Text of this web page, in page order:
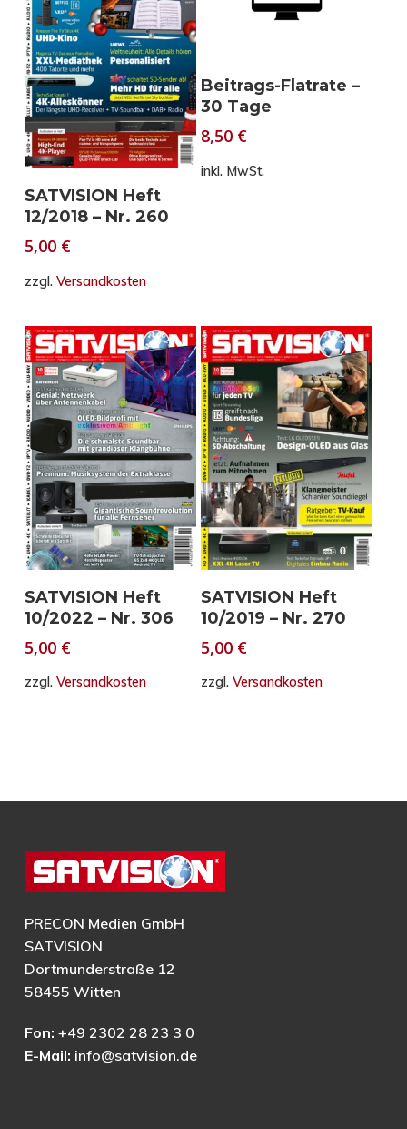
In den Warenkorb
SATVISION Heft
12/2018 – Nr. 260
5,00 €
zzgl. Versandkosten
In den Warenkorb
Beitrags-Flatrate –
30 Tage
8,50 €
inkl. MwSt.
In den Warenkorb
SATVISION Heft
10/2022 – Nr. 306
5,00 €
zzgl. Versandkosten
In den Warenkorb
SATVISION Heft
10/2019 – Nr. 270
5,00 €
zzgl.Versandkosten
PRECON Medien GmbH
SATVISION
Dortmunderstraße 12
58455 Witten
Fon: +49 2302 28 23 3 0
E-Mail: info@satvision.de